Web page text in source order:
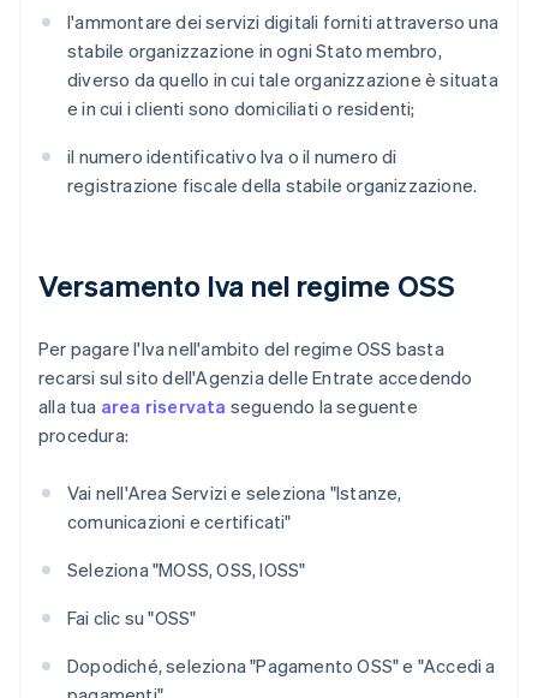
l'ammontare dei servizi digitali forniti attraverso una
stabile organizzazione in ogni Stato membro,
diverso da quello in cui tale organizzazione è situata
e in cui i clienti sono domiciliati o residenti;
il numero identificativo Iva o il numero di
registrazione fiscale della stabile organizzazione.
Versamento Iva nel regime OSS
Per pagare l'Iva nell'ambito del regime OSS basta
recarsi sul sito dell'Agenzia delle Entrate accedendo
alla tua area riservata seguendo la seguente
procedura:
Vai nell'Area Servizi e seleziona "Istanze,
comunicazioni e certificati"
Seleziona "MOSS, OSS, IOSS"
Fai clic su "OSS"
Dopodiché, seleziona "Pagamento OSS" e "Accedi a